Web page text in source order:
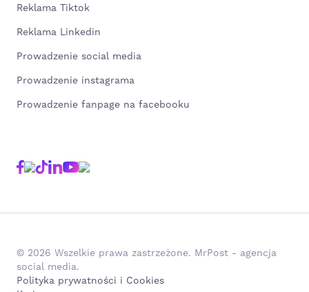
Reklama Tiktok
Reklama Linkedin
Prowadzenie social media
Prowadzenie instagrama
Prowadzenie fanpage na facebooku
© 2026 Wszelkie prawa zastrzeżone. MrPost - agencja
social media.
Polityka prywatności i Cookies